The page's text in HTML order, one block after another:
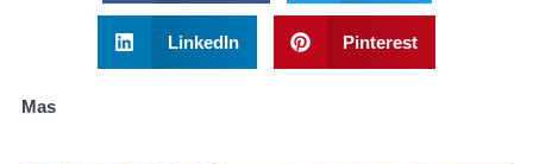
LinkedIn Pinterest
Mas